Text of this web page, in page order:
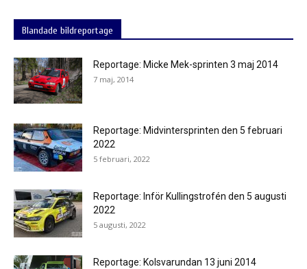
Blandade bildreportage
Reportage: Micke Mek-sprinten 3 maj 2014
7 maj, 2014
Reportage: Midvintersprinten den 5 februari
2022
5 februari, 2022
Reportage: Inför Kullingstrofén den 5 augusti
2022
5 augusti, 2022
Reportage: Kolsvarundan 13 juni 2014